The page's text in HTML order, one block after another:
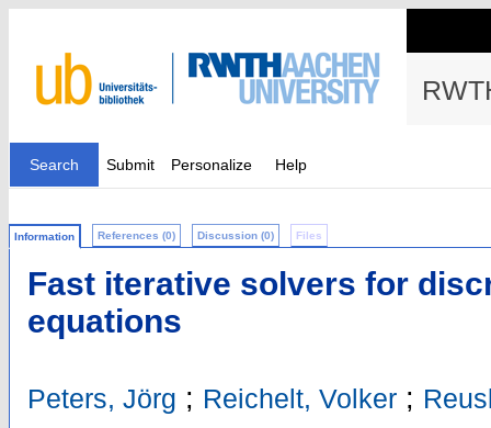
Search Submit Personalize Help
Information References (0) Discussion (0) Files
Fast iterative solvers for
equations
Peters, Jörg ; Reichelt, Volker ;